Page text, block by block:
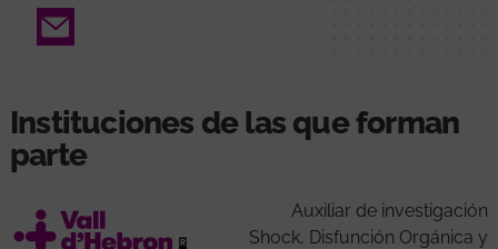
Email
Instituciones de las que forman
parte
Auxiliar de investigación
Shock, Disfunción Orgánica y